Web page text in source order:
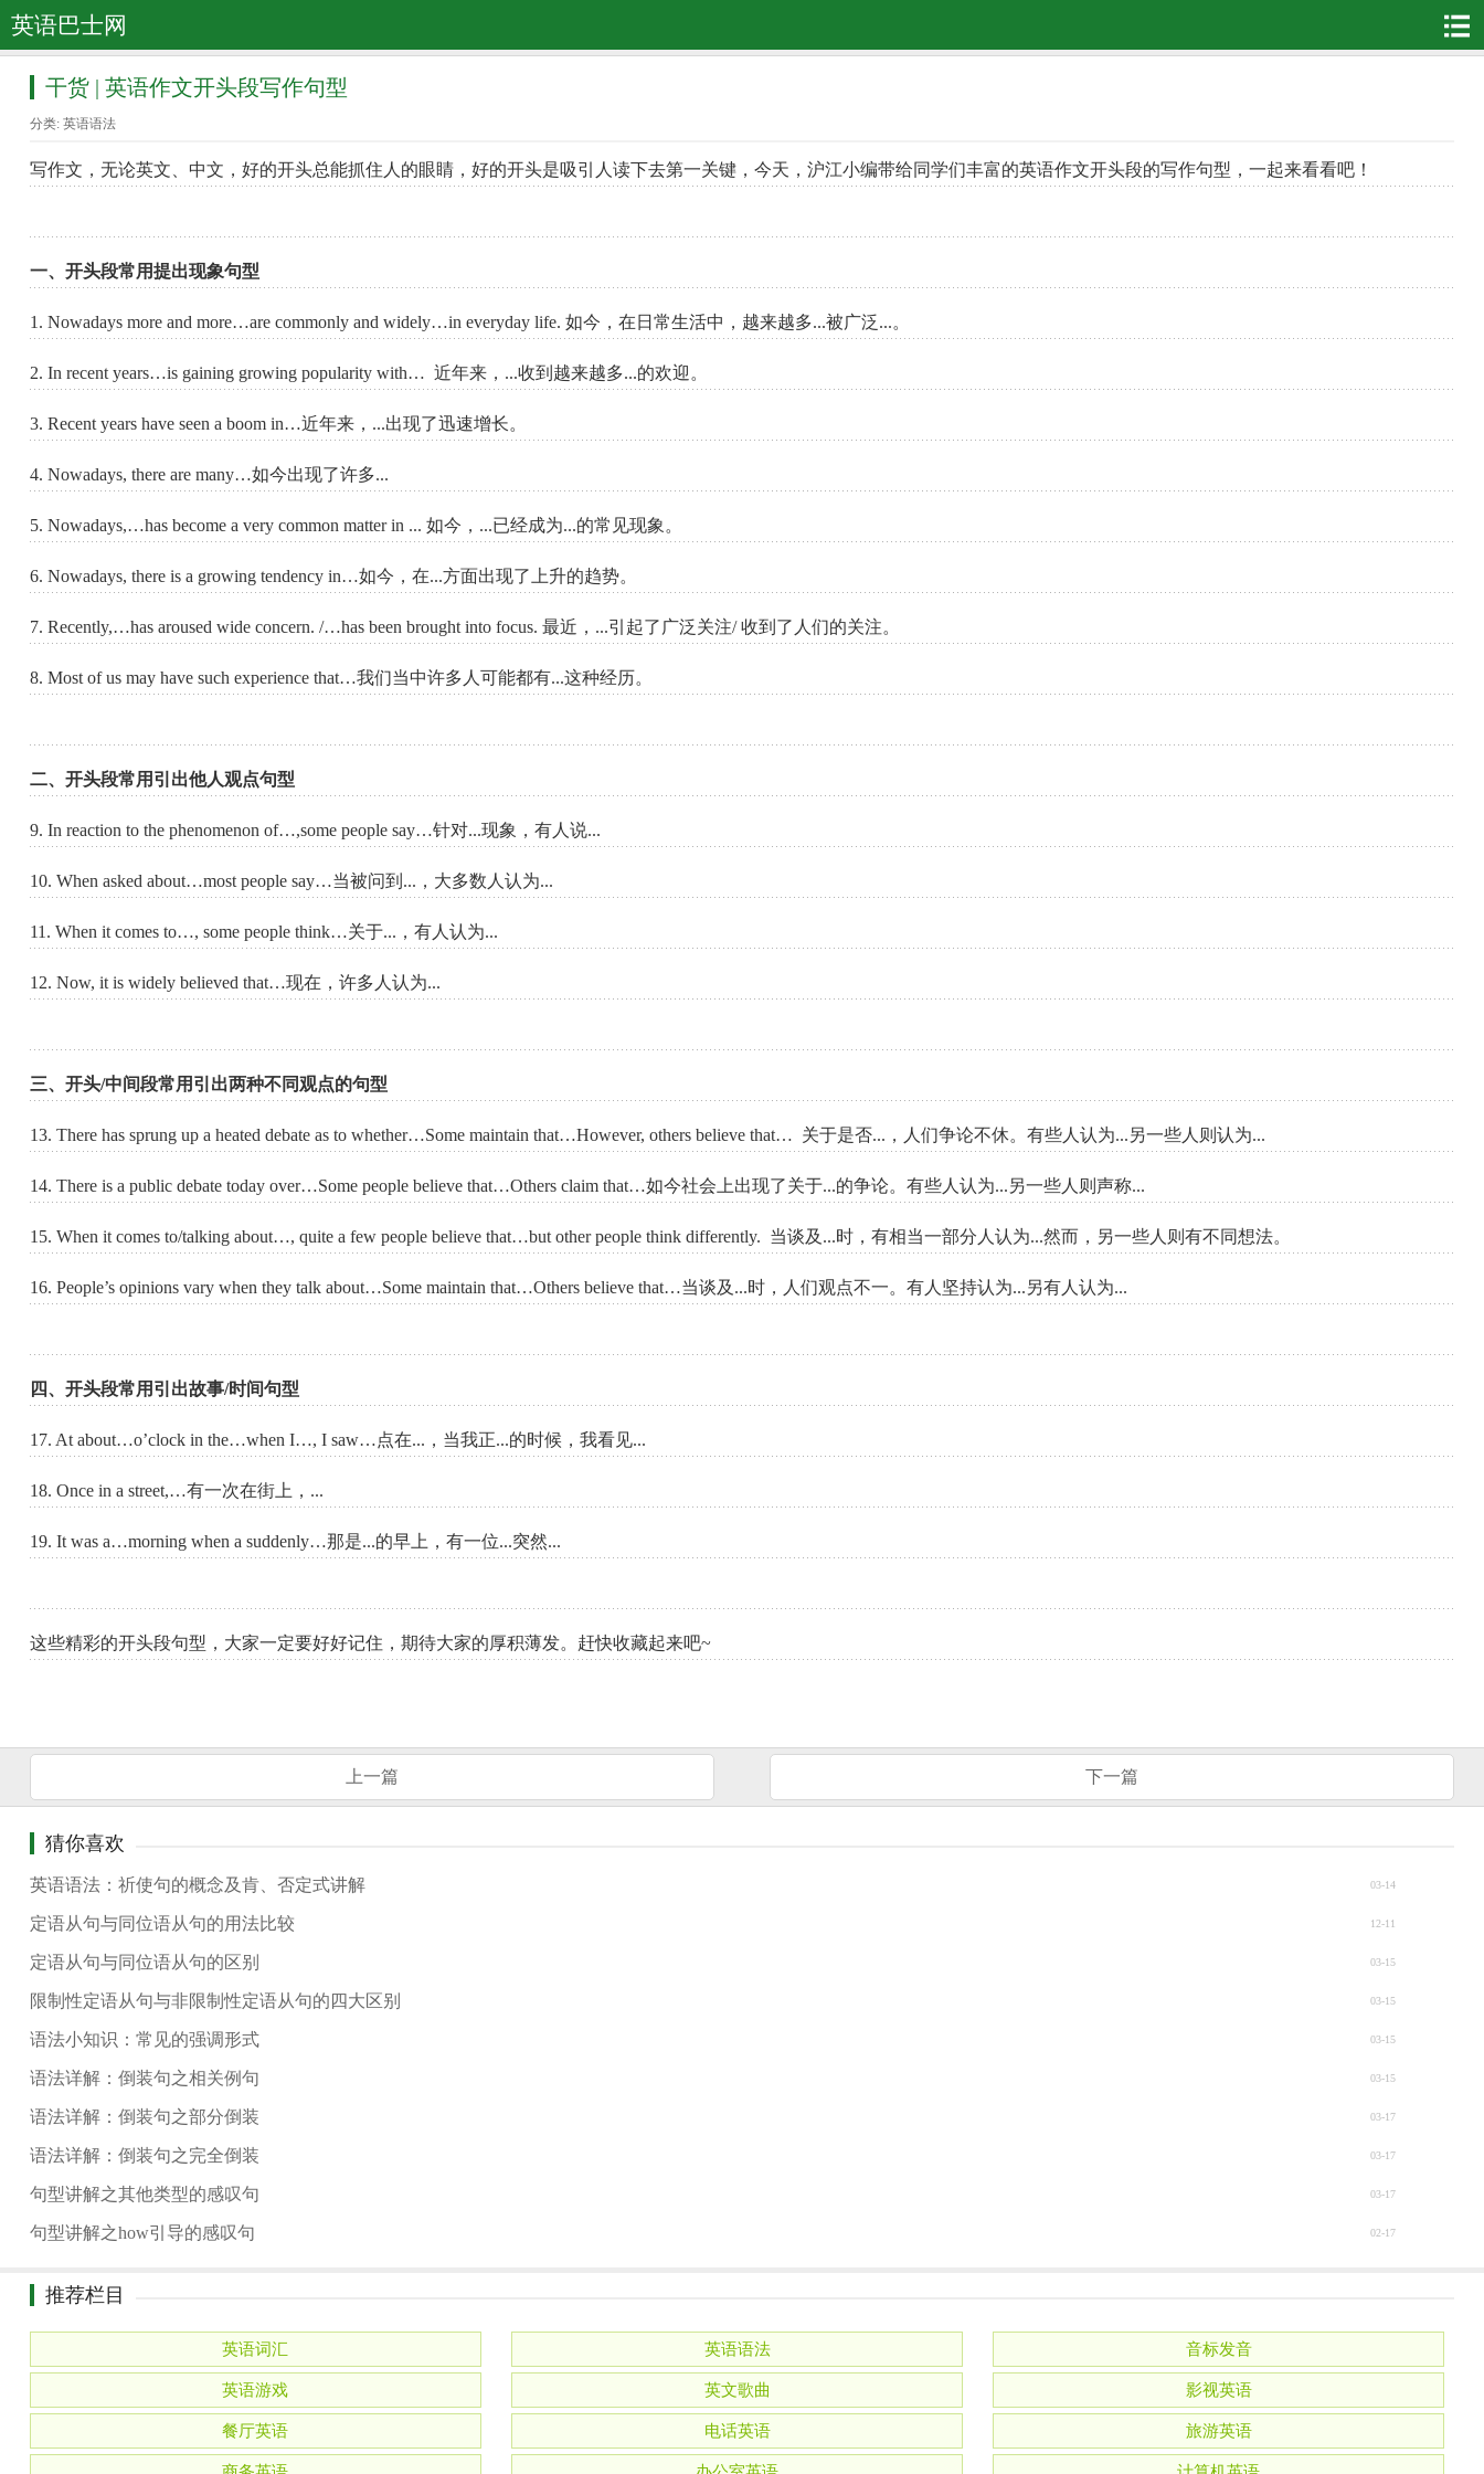
英语巴士网
干货 | 英语作文开头段写作句型
分类: 英语语法
写作文，无论英文、中文，好的开头总能抓住人的眼睛，好的开头是吸引人读下去第一关键，今天，沪江小编带给同学们丰富的英语作文开头段的写作句型，一起来看看吧！
一、开头段常用提出现象句型
1. Nowadays more and more…are commonly and widely…in everyday life. 如今，在日常生活中，越来越多...被广泛...。
2. In recent years…is gaining growing popularity with… 近年来，...收到越来越多...的欢迎。
3. Recent years have seen a boom in…近年来，...出现了迅速增长。
4. Nowadays, there are many…如今出现了许多...
5. Nowadays,…has become a very common matter in ... 如今，...已经成为...的常见现象。
6. Nowadays, there is a growing tendency in…如今，在...方面出现了上升的趋势。
7. Recently,…has aroused wide concern. /…has been brought into focus. 最近，...引起了广泛关注/ 收到了人们的关注。
8. Most of us may have such experience that…我们当中许多人可能都有...这种经历。
二、开头段常用引出他人观点句型
9. In reaction to the phenomenon of…,some people say…针对...现象，有人说...
10. When asked about…most people say…当被问到...，大多数人认为...
11. When it comes to…, some people think…关于...，有人认为...
12. Now, it is widely believed that…现在，许多人认为...
三、开头/中间段常用引出两种不同观点的句型
13. There has sprung up a heated debate as to whether…Some maintain that…However, others believe that… 关于是否...，人们争论不休。有些人认为...另一些人则认为...
14. There is a public debate today over…Some people believe that…Others claim that…如今社会上出现了关于...的争论。有些人认为...另一些人则声称...
15. When it comes to/talking about…, quite a few people believe that…but other people think differently. 当谈及...时，有相当一部分人认为...然而，另一些人则有不同想法。
16. People’s opinions vary when they talk about…Some maintain that…Others believe that…当谈及...时，人们观点不一。有人坚持认为...另有人认为...
四、开头段常用引出故事/时间句型
17. At about…o’clock in the…when I…, I saw…点在...，当我正...的时候，我看见...
18. Once in a street,…有一次在街上，...
19. It was a…morning when a suddenly…那是...的早上，有一位...突然...
这些精彩的开头段句型，大家一定要好好记住，期待大家的厚积薄发。赶快收藏起来吧~
上一篇 下一篇
猜你喜欢
03-14
英语语法：祈使句的概念及肯、否定式讲解
12-11
定语从句与同位语从句的用法比较
03-15
定语从句与同位语从句的区别
03-15
限制性定语从句与非限制性定语从句的四大区别
03-15
语法小知识：常见的强调形式
03-15
语法详解：倒装句之相关例句
03-17
语法详解：倒装句之部分倒装
03-17
语法详解：倒装句之完全倒装
03-17
句型讲解之其他类型的感叹句
02-17
句型讲解之how引导的感叹句
推荐栏目
英语词汇 英语语法 音标发音
英语游戏 英文歌曲 影视英语
餐厅英语 电话英语 旅游英语